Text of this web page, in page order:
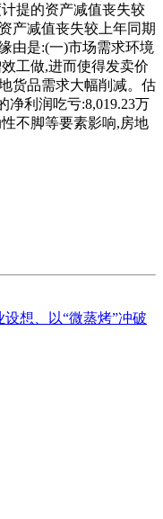
提的资产减值丧失较
产减值丧失较上年同期
由是:(一)市场需求环境
工做,进而使得发卖价
货品需求大幅削减。估
净利润吃亏:8,019.23万
不脚等要素影响,房地
想、以“微蒸烤”冲破